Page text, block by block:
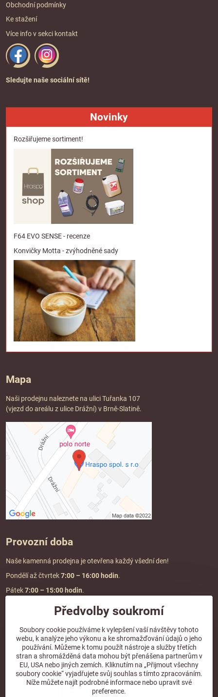
Obchodní podmínky
Ke stažení
Více info v sekci kontakt
Sledujte naše sociální sítě!
Novinky
Rozšiřujeme sortiment!
F64 EVO SENSE - recenze
Konvičky Motta - zvýhodněné sady
Mapa
Naši prodejnu naleznete na ulici Tuřanka 107
(vjezd do areálu z ulice Drážní) v Brně-Slatině.
Provozní doba
Naše kamenná prodejna je otevřena každý všední den!
Pondělí až čtvrtek7:00 – 16:00 hodin.
Pátek7:00 – 15:00 hodin.
Doprava a platba
DOPRAVA ZDARMA
při objednávce nad2000 Kč vč. DPH.
*Nevztahuje se na paletovou přepravu.
Předvolby soukromí
Soubory cookie používáme k vylepšení vaší návštěvy tohoto
webu, k analýze jeho výkonu a ke shromažďování údajů o jeho
používání. Můžeme k tomu použít nástroje a služby třetích
stran a shromážděná data mohou být přenášena partnerům v
EU, USA nebo jiných zemích. Kliknutím na „Přijmout všechny
soubory cookie“ vyjadřujete svůj souhlas s tímto zpracováním.
Níže můžete najít podrobné informace nebo upravit své
preference.